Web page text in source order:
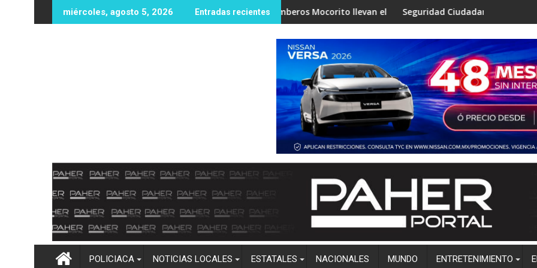
al
miércoles, agosto 5, 2026 Entradas recientes
102 millones de dólares en recompensas por líderes del CJNG
Protección Civil y Bomberos Mocorito llevan el programa “Aprende a No Quemarte” a niños de
Seguridad Ciudadana de Salvador Alvarado
POLICIACA NOTICIAS LOCALES ESTATALES NACIONALES MUNDO ENTRETENIMIENTO